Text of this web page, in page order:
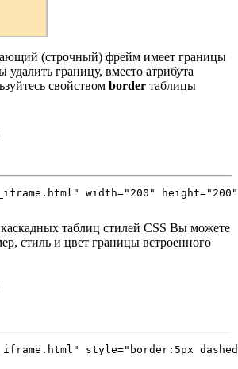
(строчный) фрейм имеет границы
удалить границу, вместо атрибута
свойством border таблицы
width="200"
таблиц стилей CSS Вы можете
стиль и цвет границы встроенного
style="border:5px